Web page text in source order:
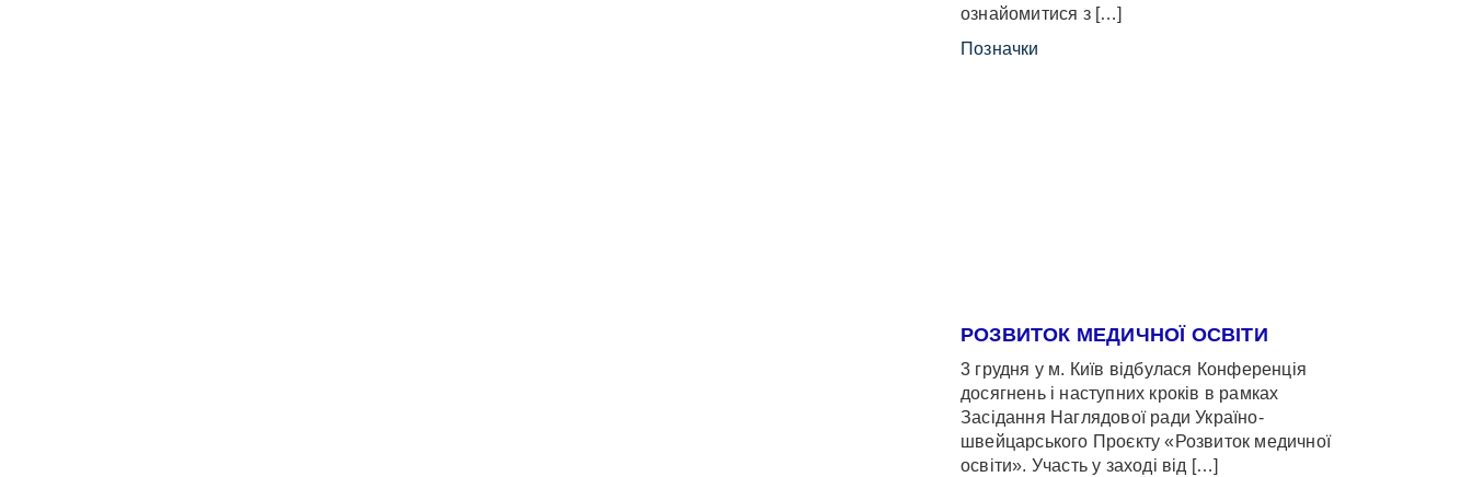
ознайомитися з […]
Позначки
РОЗВИТОК МЕДИЧНОЇ ОСВІТИ
3 грудня у м. Київ відбулася Конференція
досягнень і наступних кроків в рамках
Засідання Наглядової ради Україно-
швейцарського Проєкту «Розвиток медичної
освіти». Участь у заході від […]